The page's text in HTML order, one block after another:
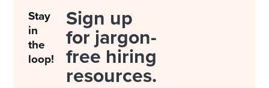
Stay
in
the
loop!
Sign up
for jargon-
free hiring
resources.